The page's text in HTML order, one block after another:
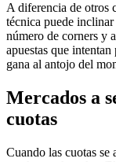
A diferencia de otros
técnica puede
número de corners y
apuestas que
gana al antojo del
Mercados a
cuotas
Cuando las cuotas